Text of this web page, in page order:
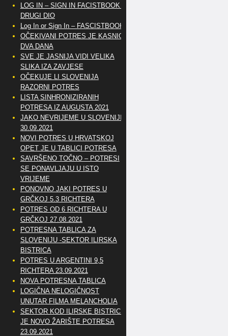
LOG IN – SIGN IN FACISTBOOK –
DRUGI DIO
Log In or Sign In – FASCISTBOOK
OČEKIVANI POTRES JE KASNIO
DVA DANA
SVE JE JASNIJA VIDI VELIKA
SLIKA IZA ZAVJESE
OČEKUJE LI SLOVENIJA
RAZORNI POTRES
LISTA SINHRONIZIRANIH
POTRESA IZ AUGUSTA 2021
JAKO NEVRIJEME U SLOVENIJI
30.09.2021
NOVI POTRES U HRVATSKOJ
OPET JE U TABLICI POTRESA
SAVRŠENO TOČNO – POTRESI
SE PONAVLJAJU U ISTO
VRIJEME
PONOVNO JAKI POTRES U
GRČKOJ 5.3 RICHTERA
POTRES OD 6 RICHTERA U
GRČKOJ 27.08.2021
POTRESNA TABLICA ZA
SLOVENIJU -SEKTOR ILIRSKA
BISTRICA
POTRES U ARGENTINI 9,5
RICHTERA 23.09.2021
NOVA POTRESNA TABLICA
LOGIČNA NELOGIČNOST
UNUTAR FILMA MELANCHOLIA
SEKTOR KOD ILIRSKE BISTRICE
JE NOVO ŽARIŠTE POTRESA
23.09.2021